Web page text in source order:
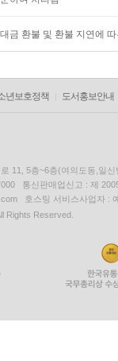
대금 환불 및 환불 지연에
년보호정책 도서홍보안내
11, 5층~6층(여의도동,일신
통신판매업신고 : 제
호스팅 서비스사업자 :
Rights Reserved.